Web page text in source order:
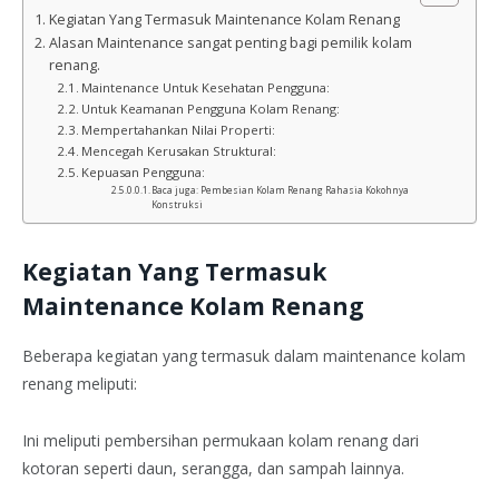
Kegiatan Yang Termasuk Maintenance Kolam Renang
Alasan Maintenance sangat penting bagi pemilik kolam
renang.
Maintenance Untuk Kesehatan Pengguna:
Untuk Keamanan Pengguna Kolam Renang:
Mempertahankan Nilai Properti:
Mencegah Kerusakan Struktural:
Kepuasan Pengguna:
Baca juga: Pembesian Kolam Renang Rahasia Kokohnya
Konstruksi
Kegiatan Yang Termasuk
Maintenance Kolam Renang
Beberapa kegiatan yang termasuk dalam maintenance kolam
renang meliputi:
Ini meliputi pembersihan permukaan kolam renang dari
kotoran seperti daun, serangga, dan sampah lainnya.